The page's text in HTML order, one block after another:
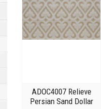
ADOC4007 Relieve
Persian Sand Dollar